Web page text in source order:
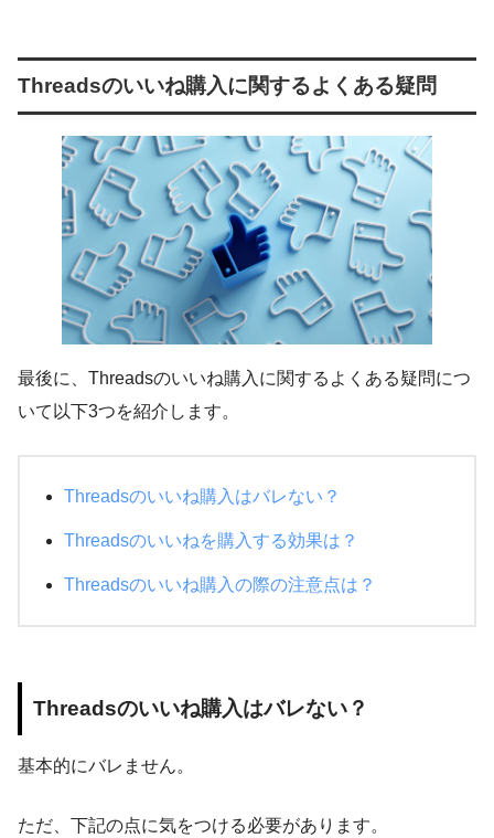
Threadsのいいね購入に関するよくある疑問
最後に、Threadsのいいね購入に関するよくある疑問につ
いて以下3つを紹介します。
Threadsのいいね購入はバレない？
Threadsのいいねを購入する効果は？
Threadsのいいね購入の際の注意点は？
Threadsのいいね購入はバレない？
基本的にバレません。
ただ、下記の点に気をつける必要があります。